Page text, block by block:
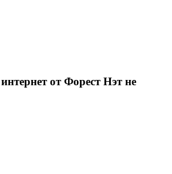
от Форест Нэт не